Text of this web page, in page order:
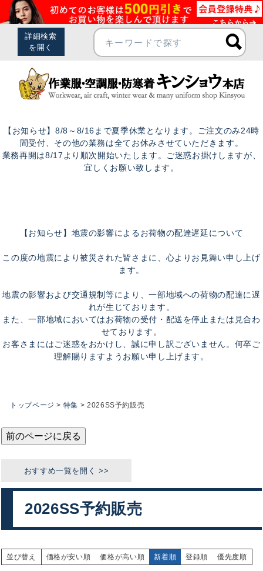
【お知らせ】8/8～8/16まで夏季休業となります。ご注文のみ24時
間受付、その他の業務は全てお休みさせていただきます。
業務再開は8/17より順次開始いたします。ご迷惑お掛けしますが、
宜しくお願い致します。
【お知らせ】地震の影響によるお荷物の配達遅延について
この度の地震により被災された皆さまに、心よりお見舞い申し上げ
ます。
地震の影響および交通規制等により、一部地域への荷物の配達に遅
れが生じております。
また、一部地域においてはお荷物の受付・配送を停止または見合わ
せております。
お客さまにはご迷惑をおかけし、誠に申し訳ございません。何卒ご
理解賜りますようお願い申し上げます。
トップページ 特集 2026SS予約販売
前のページに戻る
おすすめカテゴリ
2026SS予約販売
並び替え 価格が安い順 価格が高い順 新着順 登録順 優先度順